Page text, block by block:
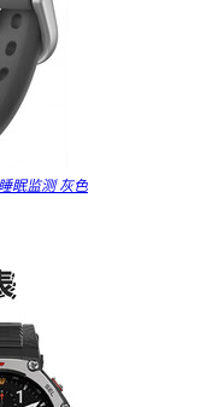
眠监测 灰色